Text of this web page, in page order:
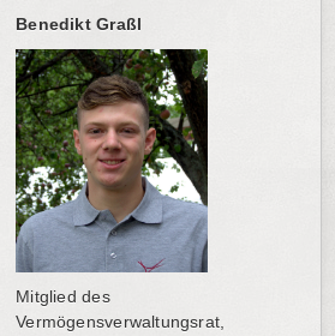
Benedikt Graßl
Mitglied des
Vermögensverwaltungsrat,